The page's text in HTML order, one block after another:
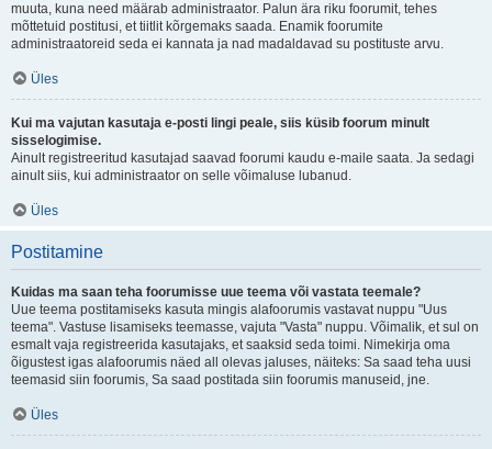
muuta, kuna need määrab administraator. Palun ära riku foorumit, tehes
mõttetuid postitusi, et tiitlit kõrgemaks saada. Enamik foorumite
administraatoreid seda ei kannata ja nad madaldavad su postituste arvu.
Üles
Kui ma vajutan kasutaja e-posti lingi peale, siis küsib foorum minult
sisselogimise.
Ainult registreeritud kasutajad saavad foorumi kaudu e-maile saata. Ja sedagi
ainult siis, kui administraator on selle võimaluse lubanud.
Üles
Postitamine
Kuidas ma saan teha foorumisse uue teema või vastata teemale?
Uue teema postitamiseks kasuta mingis alafoorumis vastavat nuppu "Uus
teema". Vastuse lisamiseks teemasse, vajuta "Vasta" nuppu. Võimalik, et sul on
esmalt vaja registreerida kasutajaks, et saaksid seda toimi. Nimekirja oma
õigustest igas alafoorumis näed all olevas jaluses, näiteks: Sa saad teha uusi
teemasid siin foorumis, Sa saad postitada siin foorumis manuseid, jne.
Üles